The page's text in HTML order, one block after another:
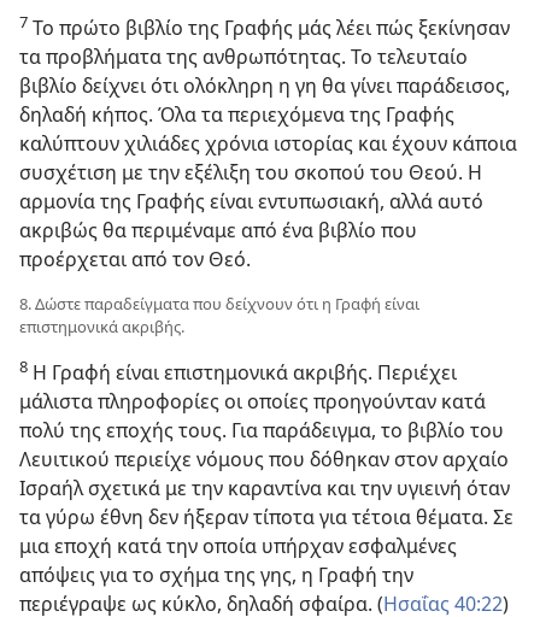
7 Το πρώτο βιβλίο της Γραφής μάς λέει πώς ξεκίνησαν
τα προβλήματα της ανθρωπότητας. Το τελευταίο
βιβλίο δείχνει ότι ολόκληρη η γη θα γίνει παράδεισος,
δηλαδή κήπος. Όλα τα περιεχόμενα της Γραφής
καλύπτουν χιλιάδες χρόνια ιστορίας και έχουν κάποια
συσχέτιση με την εξέλιξη του σκοπού του Θεού. Η
αρμονία της Γραφής είναι εντυπωσιακή, αλλά αυτό
ακριβώς θα περιμέναμε από ένα βιβλίο που
προέρχεται από τον Θεό.
8. Δώστε παραδείγματα που δείχνουν ότι η Γραφή είναι
επιστημονικά ακριβής.
8 Η Γραφή είναι επιστημονικά ακριβής. Περιέχει
μάλιστα πληροφορίες οι οποίες προηγούνταν κατά
πολύ της εποχής τους. Για παράδειγμα, το βιβλίο του
Λευιτικού περιείχε νόμους που δόθηκαν στον αρχαίο
Ισραήλ σχετικά με την καραντίνα και την υγιεινή όταν
τα γύρω έθνη δεν ήξεραν τίποτα για τέτοια θέματα. Σε
μια εποχή κατά την οποία υπήρχαν εσφαλμένες
απόψεις για το σχήμα της γης, η Γραφή την
περιέγραψε ως κύκλο, δηλαδή σφαίρα. (Ησαΐας 40:22)